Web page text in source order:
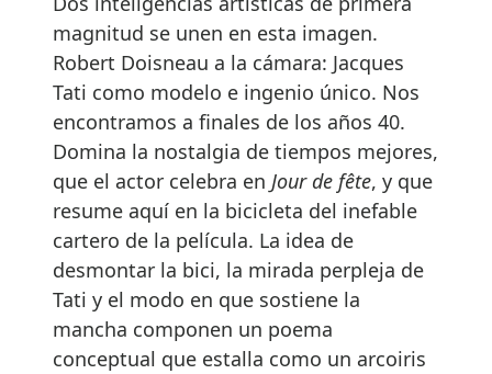
magnitud se unen en esta imagen.
Robert Doisneau a la cámara: Jacques
Tati como modelo e ingenio único. Nos
encontramos a finales de los años 40.
Domina la nostalgia de tiempos mejores,
que el actor celebra en Jour de fête, y que
resume aquí en la bicicleta del inefable
cartero de la película. La idea de
desmontar la bici, la mirada perpleja de
Tati y el modo en que sostiene la
mancha componen un poema
conceptual que estalla como un arcoiris